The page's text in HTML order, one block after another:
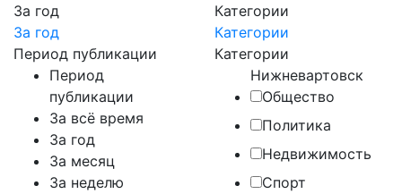
За год
За год
Период публикации
Период
публикации
За всё время
За год
За месяц
За неделю
Категории
Категории
Категории
Нижневартовск
Общество
Политика
Недвижимость
Спорт